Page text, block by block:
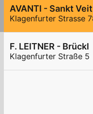
Klagenfurter Strasse
F. LEITNER - Brückl
Klagenfurter Straße 5